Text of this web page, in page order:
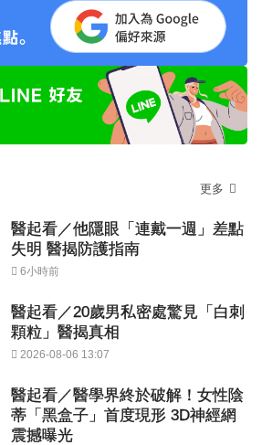
更多
醫起看／他隱眼「連戴一週」差點
失明 醫揭防護指南
6小時前
醫起看／20歲男私密處驚見「白刺
顆粒」醫揭真相
2026-08-06 13:07
醫起看／醫學界終於破解！女性陰
蒂「黑盒子」首度現形 3D神經網
震撼曝光